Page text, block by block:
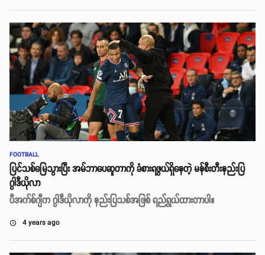
FOOTBALL
ပြင်သစ်မြေသွားပြီး အမ်ဘာပေဆူတာကို ခံစားရဖွယ်ရှိနေတဲ့ မန်စီးတီးနည်းပြ
ဂွါဒီယိုလာ
ပီအက်စ်ဂျီက ဂွါဒီယိုလာကို နည်းပြသစ်အဖြစ် ရည်ရွယ်ထားတာပါ။
access_time 4 years ago